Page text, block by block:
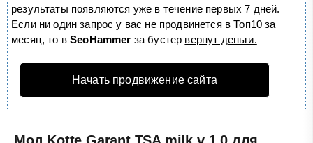
результаты появляются уже в течение первых 7 дней.
Если ни один запрос у вас не продвинется в Топ10 за
месяц, то вSeoHammer за бустер вернут деньги.
Начать продвижение сайта